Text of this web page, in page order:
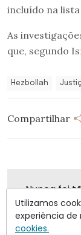
incluído na
As
que, segundo
Hezbollah
Compartilhar
Nunca foi
Utilizamos
experiência
cookies.